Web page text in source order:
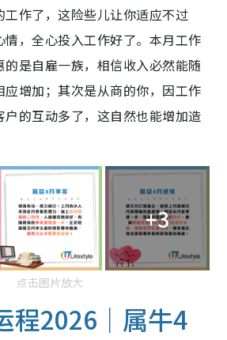
工作了，这险些儿让你适应不过
，全心投入工作好了。本月工作
是自雇一族，相信收入必然能随
增加；其次是从商的你，因工作
的互动多了，这自然也能增加造
+3
点击图片放大
程2026｜属牛4